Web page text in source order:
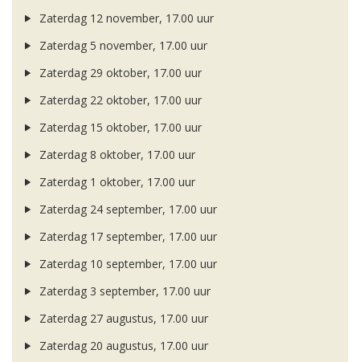
Zaterdag 12 november, 17.00 uur
Zaterdag 5 november, 17.00 uur
Zaterdag 29 oktober, 17.00 uur
Zaterdag 22 oktober, 17.00 uur
Zaterdag 15 oktober, 17.00 uur
Zaterdag 8 oktober, 17.00 uur
Zaterdag 1 oktober, 17.00 uur
Zaterdag 24 september, 17.00 uur
Zaterdag 17 september, 17.00 uur
Zaterdag 10 september, 17.00 uur
Zaterdag 3 september, 17.00 uur
Zaterdag 27 augustus, 17.00 uur
Zaterdag 20 augustus, 17.00 uur